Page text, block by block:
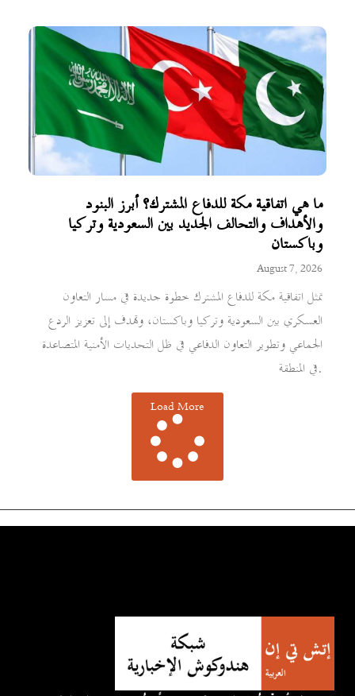
ما هي اتفاقية مكة للدفاع المشترك؟ أبرز البنود
والأهداف والتحالف الجديد بين السعودية وتركيا
وباكستان
August 7, 2026
تمثل اتفاقية مكة للدفاع المشترك خطوة جديدة في مسار التعاون
العسكري بين السعودية وتركيا وباكستان، وتهدف إلى تعزيز الردع
الجماعي وتطوير التعاون الدفاعي في ظل التحديات الأمنية المتصاعدة
في المنطقة.
Load More